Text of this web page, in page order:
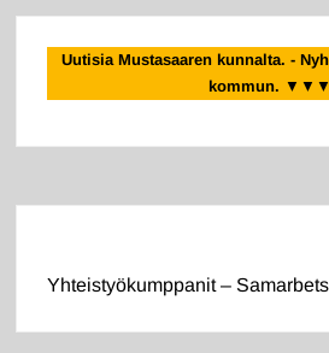
Uutisia Mustasaaren kunnalta. -
kommun. ▼▼▼
Yhteistyökumppanit –